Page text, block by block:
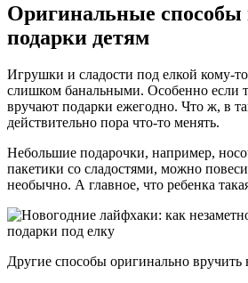
Оригинальные способы
подарки детям
Игрушки и сладости под елкой кому-то
слишком банальными. Особенно если
вручают подарки ежегодно. Что ж, в
действительно пора что-то менять.
Небольшие подарочки, например,
пакетики со сладостями, можно
необычно. А главное, что ребенка
Другие способы оригинально вручить